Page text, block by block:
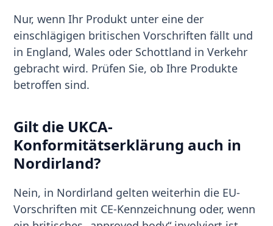
Nur, wenn Ihr Produkt unter eine der
einschlägigen britischen Vorschriften fällt und
in England, Wales oder Schottland in Verkehr
gebracht wird. Prüfen Sie, ob Ihre Produkte
betroffen sind.
Gilt die UKCA-
Konformitätserklärung auch in
Nordirland?
Nein, in Nordirland gelten weiterhin die EU-
Vorschriften mit CE-Kennzeichnung oder, wenn